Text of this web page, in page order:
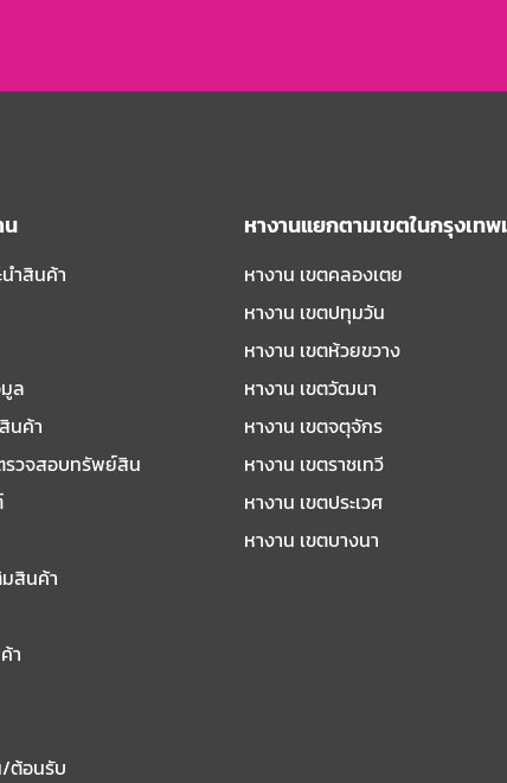
น
าสินค้า
ล
นค้า
วจสอบทรัพย์สิน
สินค้า
า
/ต้อนรับ
หางานแยกตามเขตในกรุงเท
หางาน เขตคลองเตย
หางาน เขตปทุมวัน
หางาน เขตห้วยขวาง
หางาน เขตวัฒนา
หางาน เขตจตุจักร
หางาน เขตราชเทวี
หางาน เขตประเวศ
หางาน เขตบางนา